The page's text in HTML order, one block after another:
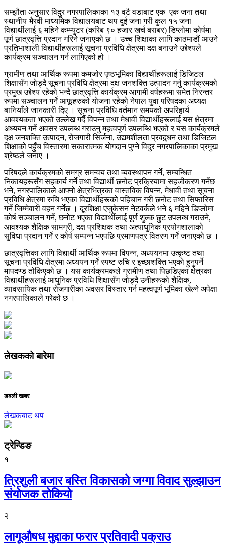
सम्झौता अनुसार विदुर नगरपालिकाका १३ वटै वडाबाट एक–एक जना तथा
स्थानीय भैरवी माध्यमिक विद्यालयबाट थप दुई जना गरी कुल १५ जना
विद्यार्थीलाई ६ महिने कम्प्युटर (करिब ९० हजार खर्च बराबर) डिप्लोमा कोर्षमा
पूर्ण छात्रवृत्ति प्रदान गरिने जनाएको छ । उच्च शिक्षाका लागि काठमाडौं आउने
प्रतिभाशाली विद्यार्थीहरूलाई सूचना प्रविधि क्षेत्रमा दक्ष बनाउने उद्देश्यले
कार्यक्रम सञ्चालन गर्न लागिएको हो ।
ग्रामीण तथा आर्थिक रूपमा कमजोर पृष्ठभूमिका विद्यार्थीहरूलाई डिजिटल
शिक्षासँग जोड्दै सूचना प्रविधि क्षेत्रमा दक्ष जनशक्ति उत्पादन गर्नु कार्यक्रमको
प्रमुख उद्देश्य रहेको भन्दै छात्रवृत्ति कार्यक्रम आगामी वर्षहरूमा समेत निरन्तर
रुपमा सञ्चालन गर्ने आफूहरुको योजना रहेको नेपाल युवा परिषदका अध्यक्ष
बानियाँले जानकारी दिए । सूचना प्रविधि वर्तमान समयको अपरिहार्य
आवश्यकता भएको उल्लेख गर्दै विपन्न तथा मेधावी विद्यार्थीहरूलाई यस क्षेत्रमा
अध्ययन गर्ने अवसर उपलब्ध गराउनु महत्वपूर्ण उपलब्धि भएको र यस कार्यक्रमले
दक्ष जनशक्ति उत्पादन, रोजगारी सिर्जना, उद्यमशीलता प्रवद्र्धन तथा डिजिटल
शिक्षाको पहुँच विस्तारमा सकारात्मक योगदान पुग्ने विदुर नगरपालिकाका प्रमुख
श्रेष्ठले जनाए ।
परिषदले कार्यक्रमको समग्र समन्वय तथा व्यवस्थापन गर्ने, सम्बन्धित
निकायहरूसँग सहकार्य गर्ने तथा विद्यार्थी छनोट प्रक्रियामा सहजीकरण गर्नेछ
भने, नगरपालिकाले आफ्नो क्षेत्रभित्रका वास्तविक विपन्न, मेधावी तथा सूचना
प्रविधि क्षेत्रमा रुचि भएका विद्यार्थीहरूको पहिचान गरी छनोट तथा सिफारिस
गर्ने जिम्मेवारी वहन गर्नेछ । दूरशिक्षा एजुकेसन नेटवर्कले भने ६ महिने डिप्लोमा
कोर्ष सञ्चालन गर्ने, छनोट भएका विद्यार्थीलाई पूर्ण शुल्क छुट उपलब्ध गराउने,
आवश्यक शैक्षिक सामग्री, दक्ष प्रशिक्षक तथा अत्याधुनिक प्रयोगशालाको
सुविधा प्रदान गर्ने र कोर्ष सम्पन्न भएपछि प्रमाणपत्र वितरण गर्ने जनाएको छ ।
छात्रवृत्तिका लागि विद्यार्थी आर्थिक रूपमा विपन्न, अध्ययनमा उत्कृष्ट तथा
सूचना प्रविधि क्षेत्रमा अध्ययन गर्ने स्पष्ट रुचि र इच्छाशक्ति भएको हुनुपर्ने
मापदण्ड तोकिएको छ । यस कार्यक्रमकले ग्रामीण तथा पिछडिएका क्षेत्रका
विद्यार्थीहरूलाई आधुनिक प्रविधि शिक्षासँग जोड्दै उनीहरूको शैक्षिक,
व्यावसायिक तथा रोजगारीका अवसर विस्तार गर्न महत्वपूर्ण भूमिका खेल्ने अपेक्षा
नगरपालिकाले गरेको छ ।
लेखकको बारेमा
डबली खबर
लेखकबाट थप
ट्रेन्डिङ
१
त्रिशुली बजार बस्ति विकासको जग्गा विवाद सुल्झाउन
संयोजक तोकियो
२
लागूऔषध मुद्दाका फरार प्रतिवादी पक्राउ